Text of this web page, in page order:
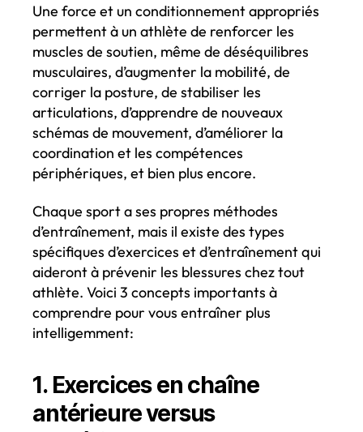
Une force et un conditionnement appropriés
permettent à un athlète de renforcer les
muscles de soutien, même de déséquilibres
musculaires, d’augmenter la mobilité, de
corriger la posture, de stabiliser les
articulations, d’apprendre de nouveaux
schémas de mouvement, d’améliorer la
coordination et les compétences
périphériques, et bien plus encore.
Chaque sport a ses propres méthodes
d’entraînement, mais il existe des types
spécifiques d’exercices et d’entraînement qui
aideront à prévenir les blessures chez tout
athlète. Voici 3 concepts importants à
comprendre pour vous entraîner plus
intelligemment:
1. Exercices en chaîne
antérieure versus